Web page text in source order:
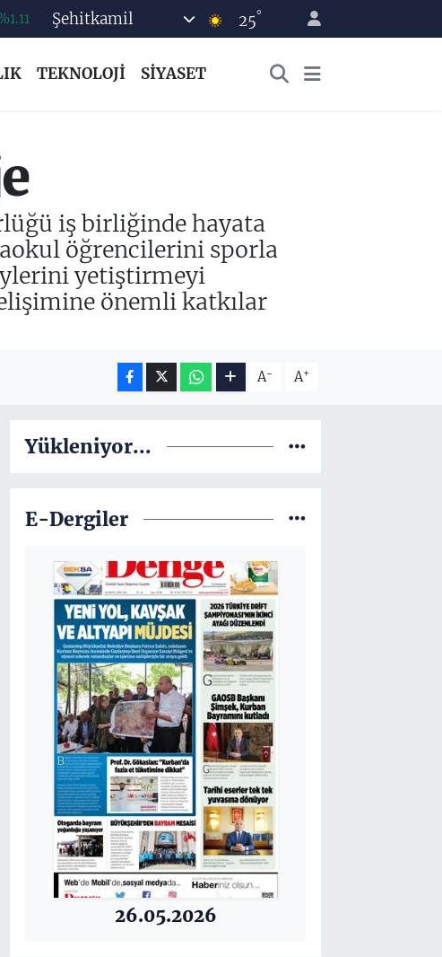
14
Şehitkamil 25°
TEKNOLOJİ SİYASET
iş birliğinde hayata
öğrencilerini sporla
yetiştirmeyi
önemli katkılar
A- A+
Yükleniyor...
E-Dergiler
26.05.2026